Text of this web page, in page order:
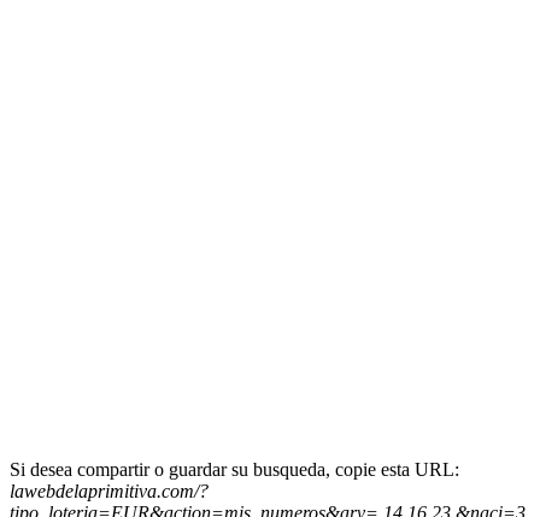
Si desea compartir o guardar su busqueda, copie esta URL:
lawebdelaprimitiva.com/?
tipo_loteria=EUR&action=mis_numeros&arv=,14,16,23,&naci=3